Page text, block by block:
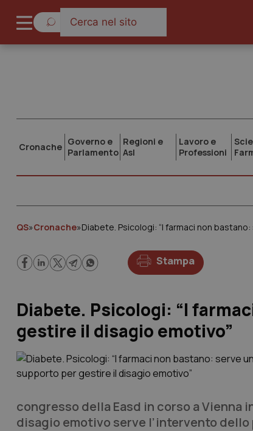
Cronache Governo e
Parlamento
Regioni e
Asl
Lavoro e
Professioni
QS»Cronache»Diabete. Psicologi: “I farmaci non
Stampa
Diabete. Psicologi: “I
gestire il disagio emotivo”
congresso della Easd in corso a Vienna
disagio emotivo serve l’intervento dello